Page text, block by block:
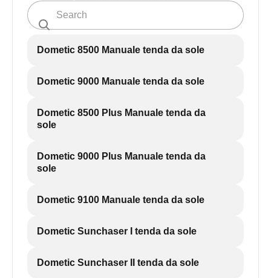
Dometic 8500 Manuale tenda da sole
Dometic 9000 Manuale tenda da sole
Dometic 8500 Plus Manuale tenda da
sole
Dometic 9000 Plus Manuale tenda da
sole
Dometic 9100 Manuale tenda da sole
Dometic Sunchaser I tenda da sole
Dometic Sunchaser II tenda da sole